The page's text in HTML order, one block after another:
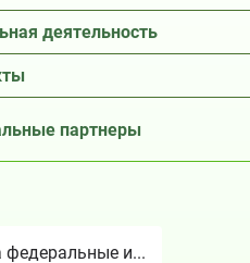
деятельность
партнеры
федеральные и...